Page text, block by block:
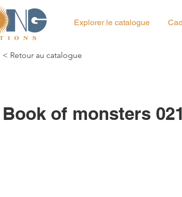
Explorer le catalogue
< Retour au catalogue
Book of monsters